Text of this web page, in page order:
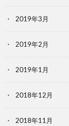
2019年3月
2019年2月
2019年1月
2018年12月
2018年11月